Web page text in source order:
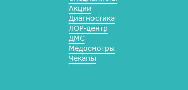
Акции
Диагностика
ЛОР-центр
ДМС
Медосмотры
Чекапы